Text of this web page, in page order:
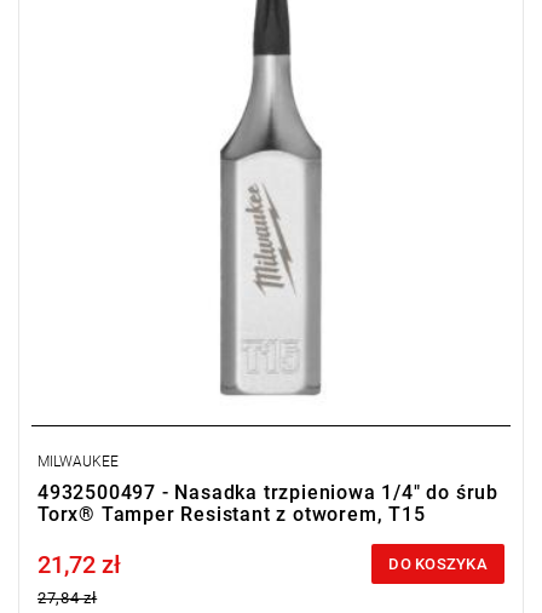
MILWAUKEE
4932500497 - Nasadka trzpieniowa 1/4" do śrub
Torx® Tamper Resistant z otworem, T15
Price tax included
21,72 zł
27,84 zł
DO KOSZYKA